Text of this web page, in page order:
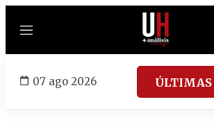
Menú
07 ago 2026 ÚLTIMAS